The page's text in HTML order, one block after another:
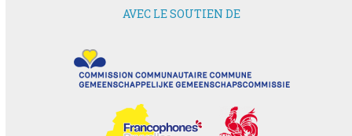
AVEC LE SOUTIEN DE